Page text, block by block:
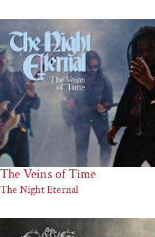
The Veins of Time
The Night Eternal